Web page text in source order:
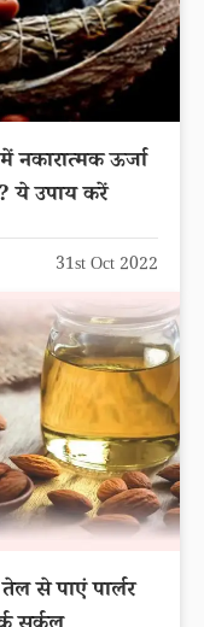
ऊर्जा
ये उपाय करें
31st Oct 2022
से पाएं पार्लर